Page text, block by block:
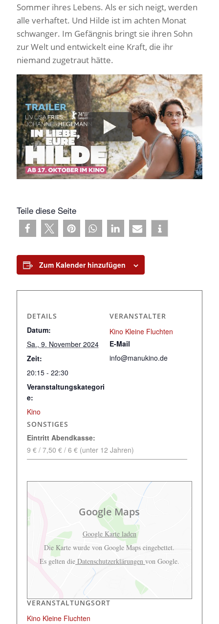
Sommer ihres Lebens. Als er sich neigt, werden
alle verhaftet. Und Hilde ist im achten Monat
schwanger. Im Gefängnis bringt sie ihren Sohn
zur Welt und entwickelt eine Kraft, die ihr
niemand zugetraut hätte.
Teile diese Seite
Zum Kalender hinzufügen
DETAILS
Datum:
Sa., 9. November 2024
Zeit:
20:15 - 22:30
Veranstaltungskategori
e:
Kino
VERANSTALTER
Kino Kleine Fluchten
E-Mail
info@manukino.de
SONSTIGES
Eintritt Abendkasse:
9 € / 7,50 € / 6 € (unter 12 Jahren)
VERANSTALTUNGSORT
Kino Kleine Fluchten
Google Maps
Google Karte laden
Die Karte wurde von Google Maps eingebettet.
Es gelten dieDatenschutzerklärungen von Google.